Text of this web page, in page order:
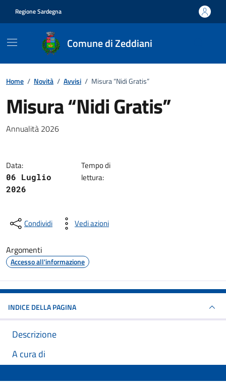
Regione Sardegna
Comune di Zeddiani
Home / Novità / Avvisi / Misura “Nidi Gratis”
Misura “Nidi Gratis”
Dettagli della notizia
Annualità 2026
Data:
06 Luglio
2026
Tempo di
lettura:
Condividi Vedi azioni
Argomenti
Accesso all'informazione
INDICE DELLA PAGINA
Descrizione
A cura di